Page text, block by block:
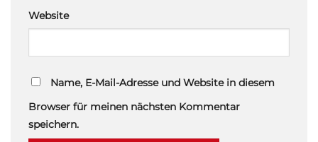
Website
Name, E-Mail-Adresse und Website in diesem
Browser für meinen nächsten Kommentar
speichern.